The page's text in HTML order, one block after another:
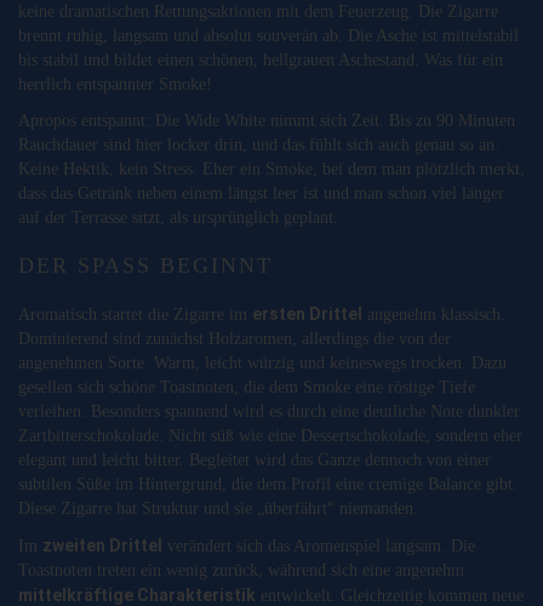
keine dramatischen Rettungsaktionen mit dem Feuerzeug. Die Zigarre
brennt ruhig, langsam und absolut souverän ab. Die Asche ist mittelstabil
bis stabil und bildet einen schönen, hellgrauen Aschestand. Was für ein
herrlich entspannter Smoke!
Apropos entspannt: Die Wide White nimmt sich Zeit. Bis zu 90 Minuten
Rauchdauer sind hier locker drin, und das fühlt sich auch genau so an.
Keine Hektik, kein Stress. Eher ein Smoke, bei dem man plötzlich merkt,
dass das Getränk neben einem längst leer ist und man schon viel länger
auf der Terrasse sitzt, als ursprünglich geplant.
DER SPASS BEGINNT
Aromatisch startet die Zigarre im ersten Drittel angenehm klassisch.
Dominierend sind zunächst Holzaromen, allerdings die von der
angenehmen Sorte. Warm, leicht würzig und keineswegs trocken. Dazu
gesellen sich schöne Toastnoten, die dem Smoke eine röstige Tiefe
verleihen. Besonders spannend wird es durch eine deutliche Note dunkler
Zartbitterschokolade. Nicht süß wie eine Dessertschokolade, sondern eher
elegant und leicht bitter. Begleitet wird das Ganze dennoch von einer
subtilen Süße im Hintergrund, die dem Profil eine cremige Balance gibt.
Diese Zigarre hat Struktur und sie „überfährt“ niemanden.
Im zweiten Drittel verändert sich das Aromenspiel langsam. Die
Toastnoten treten ein wenig zurück, während sich eine angenehm
mittelkräftige Charakteristik entwickelt. Gleichzeitig kommen neue